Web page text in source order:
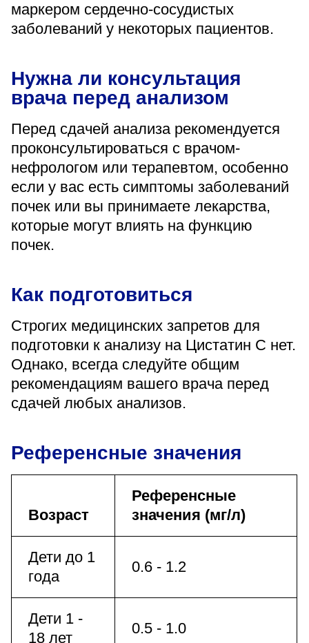
маркером сердечно-сосудистых
заболеваний у некоторых пациентов.
Нужна ли консультация
врача перед анализом
Перед сдачей анализа рекомендуется
проконсультироваться с врачом-
нефрологом или терапевтом, особенно
если у вас есть симптомы заболеваний
почек или вы принимаете лекарства,
которые могут влиять на функцию
почек.
Как подготовиться
Строгих медицинских запретов для
подготовки к анализу на Цистатин С нет.
Однако, всегда следуйте общим
рекомендациям вашего врача перед
сдачей любых анализов.
Референсные значения
Возраст
Референсные
значения (мг/л)
Дети до 1
года
0.6 - 1.2
Дети 1 -
18 лет
0.5 - 1.0